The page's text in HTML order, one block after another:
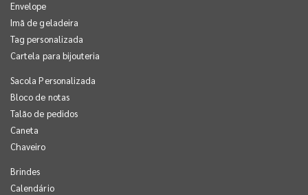
Envelope
Imã de geladeira
Tag personalizada
Cartela para bijouteria
Sacola Personalizada
Bloco de notas
Talão de pedidos
Caneta
Chaveiro
Brindes
Calendário